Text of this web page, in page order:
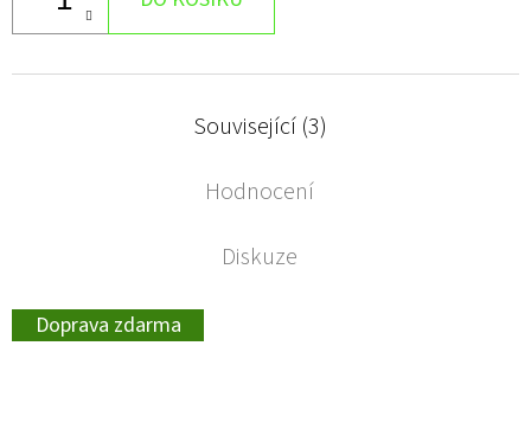
Související (3)
Hodnocení
Diskuze
Doprava zdarma